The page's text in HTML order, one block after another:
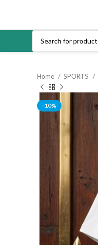
Home SPORTS
-10%